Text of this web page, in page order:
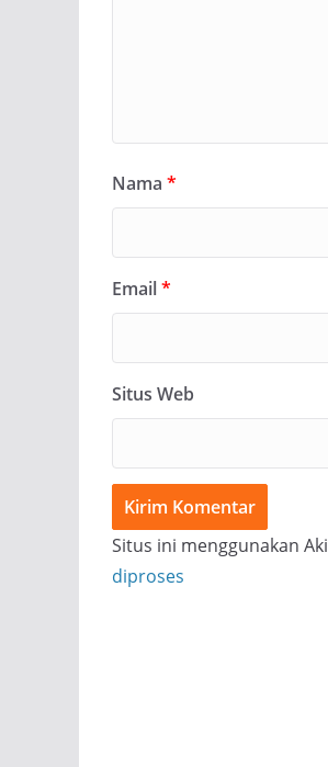
Nama *
Email*
Situs Web
Situs ini menggunakan
diproses